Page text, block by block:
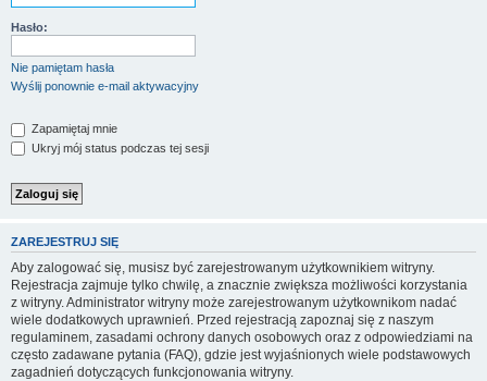
Hasło:
Nie pamiętam hasła
Wyślij ponownie e-mail aktywacyjny
Zapamiętaj mnie
Ukryj mój status podczas tej sesji
ZAREJESTRUJ SIĘ
Aby zalogować się, musisz być zarejestrowanym użytkownikiem witryny.
Rejestracja zajmuje tylko chwilę, a znacznie zwiększa możliwości korzystania
z witryny. Administrator witryny może zarejestrowanym użytkownikom nadać
wiele dodatkowych uprawnień. Przed rejestracją zapoznaj się z naszym
regulaminem, zasadami ochrony danych osobowych oraz z odpowiedziami na
często zadawane pytania (FAQ), gdzie jest wyjaśnionych wiele podstawowych
zagadnień dotyczących funkcjonowania witryny.